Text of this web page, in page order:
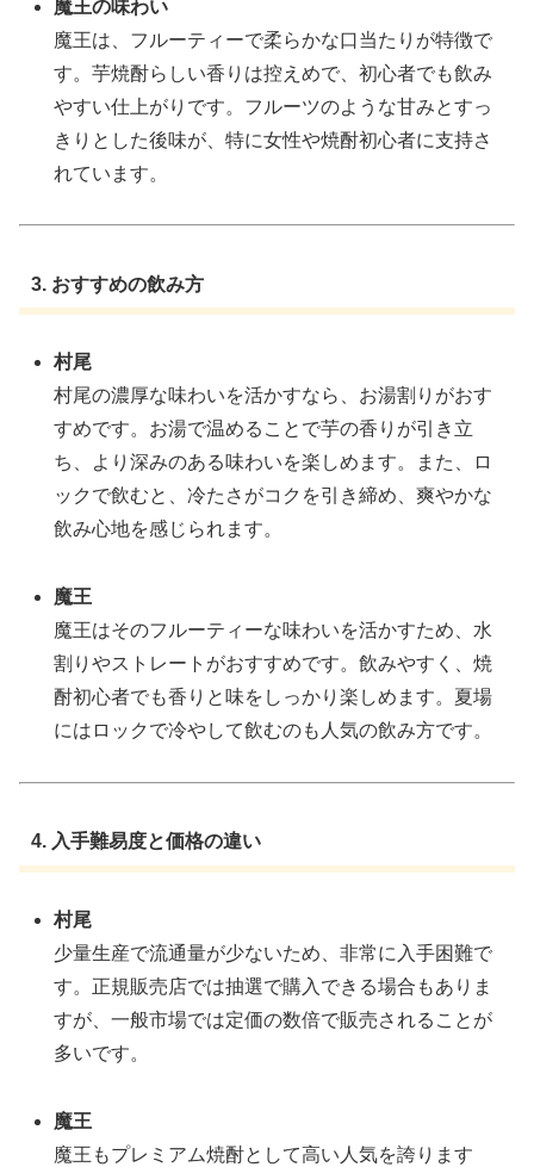
魔王の味わい
魔王は、フルーティーで柔らかな口当たりが特徴で
す。芋焼酎らしい香りは控えめで、初心者でも飲み
やすい仕上がりです。フルーツのような甘みとすっ
きりとした後味が、特に女性や焼酎初心者に支持さ
れています。
3. おすすめの飲み方
村尾
村尾の濃厚な味わいを活かすなら、お湯割りがおす
すめです。お湯で温めることで芋の香りが引き立
ち、より深みのある味わいを楽しめます。また、ロ
ックで飲むと、冷たさがコクを引き締め、爽やかな
飲み心地を感じられます。
魔王
魔王はそのフルーティーな味わいを活かすため、水
割りやストレートがおすすめです。飲みやすく、焼
酎初心者でも香りと味をしっかり楽しめます。夏場
にはロックで冷やして飲むのも人気の飲み方です。
4. 入手難易度と価格の違い
村尾
少量生産で流通量が少ないため、非常に入手困難で
す。正規販売店では抽選で購入できる場合もありま
すが、一般市場では定価の数倍で販売されることが
多いです。
魔王
魔王もプレミアム焼酎として高い人気を誇ります